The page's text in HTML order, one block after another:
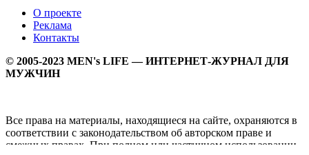
О проекте
Реклама
Контакты
© 2005-2023 MEN's LIFE — ИНТЕРНЕТ-ЖУРНАЛ ДЛЯ
МУЖЧИН
Все права на материалы, находящиеся на сайте, охраняются в
соответствии с законодательством об авторском праве и
смежных правах. При полном или частичном использовании